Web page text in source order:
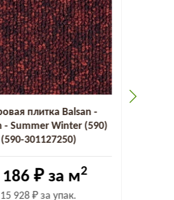
плитка Balsan -
- Summer Winter (590)
(590-301127250)
186 ₽за м2
15 928 ₽за упак.